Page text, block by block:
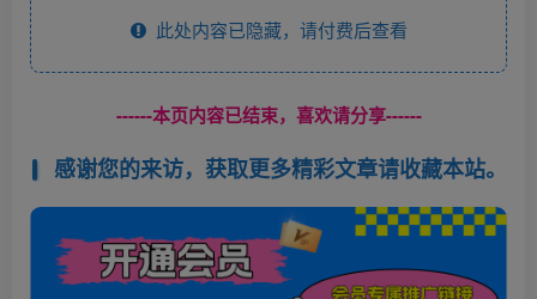
此处内容已隐藏，请付费后查看
------本页内容已结束，喜欢请分享------
感谢您的来访，获取更多精彩文章请收藏本站。